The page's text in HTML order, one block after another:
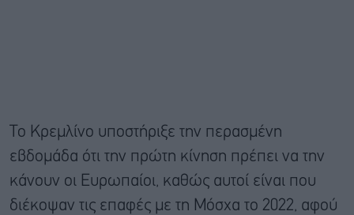
Το Κρεμλίνο υποστήριξε την περασμένη
εβδομάδα ότι την πρώτη κίνηση πρέπει να την
κάνουν οι Ευρωπαίοι, καθώς αυτοί είναι που
διέκοψαν τις επαφές με τη Μόσχα το 2022, αφού